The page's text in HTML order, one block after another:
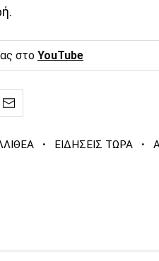
στο YouTube
· ΕΙΔΗΣΕΙΣ ΤΩΡΑ ·